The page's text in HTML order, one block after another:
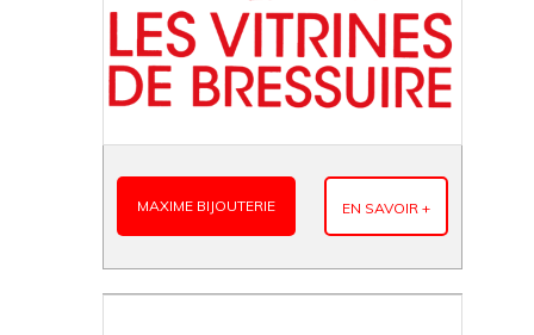
MAXIME BIJOUTERIE EN SAVOIR +